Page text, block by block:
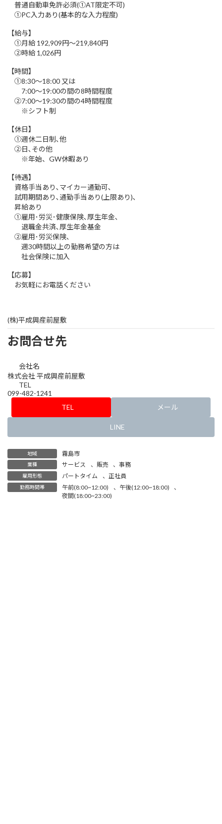
普通自動車免許必須(①AT限定不可)
①PC入力あり(基本的な入力程度)
【給与】
①月給 192,909円〜219,840円
②時給 1,026円
【時間】
①8:30〜18:00 又は
7:00〜19:00の間の8時間程度
②7:00〜19:30の間の4時間程度
※シフト制
【休日】
①週休二日制､他
②日､その他
※年始、GW休暇あり
【待遇】
資格手当あり､マイカー通勤可､
試用期間あり､通勤手当あり(上限あり)､
昇給あり
①雇用･労災･健康保険､厚生年金､
退職金共済､厚生年金基金
②雇用･労災保険､
週30時間以上の勤務希望の方は
社会保険に加入
【応募】
お気軽にお電話ください
(株)平成興産前屋敷
お問合せ先
会社名
株式会社 平成興産前屋敷
TEL
099-482-1241
TEL
メール
LINE
地域 霧島市
業種 サービス 、 販売 、事務
雇用形態 パートタイム 、 正社員
勤務時間帯 午前(8:00~12:00) 、 午後(12:00~18:00)
、
夜間(18:00~23:00)